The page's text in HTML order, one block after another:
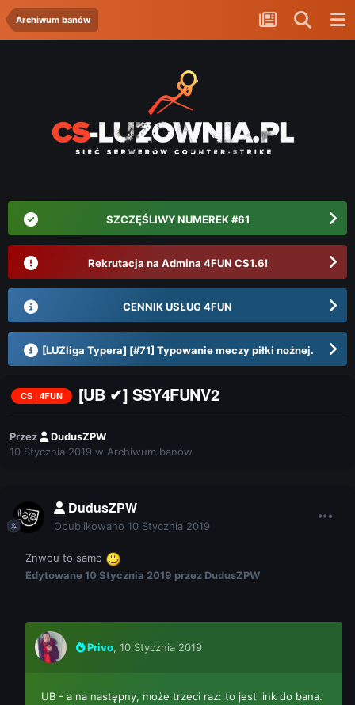
Archiwum banów
SZCZĘŚLIWY NUMEREK #61
Rekrutacja na Admina 4FUN CS1.6!
CENNIK USŁUG 4FUN
[LUZliga Typera] [#71] Typowanie meczy piłki nożnej.
CS | 4FUN [UB ✔] SSY4FUNV2
Przez
DudusZPW
10 Stycznia 2019 w Archiwum banów
DudusZPW
Opublikowano 10 Stycznia 2019
Znwou to samo
Edytowane 10 Stycznia 2019 przez DudusZPW
Privo, 10 Stycznia 2019
UB - a na następny, może trzeci raz: to jest link do bana.